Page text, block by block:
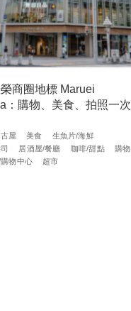
商圈地標 Maruei
：購物、美食、拍照一次
屋 美食
生魚片/海鮮
居酒屋/餐廳 咖啡/甜點
購物
物中心
超市